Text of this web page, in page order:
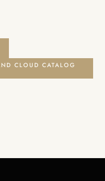
CLOUD CATALOG